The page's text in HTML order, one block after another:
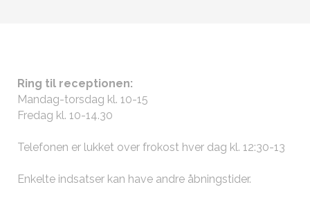
Ring til receptionen:
Mandag-torsdag kl. 10-15
Fredag kl. 10-14.30
Telefonen er lukket over frokost hver dag kl. 12:30-13
Enkelte indsatser kan have andre åbningstider.